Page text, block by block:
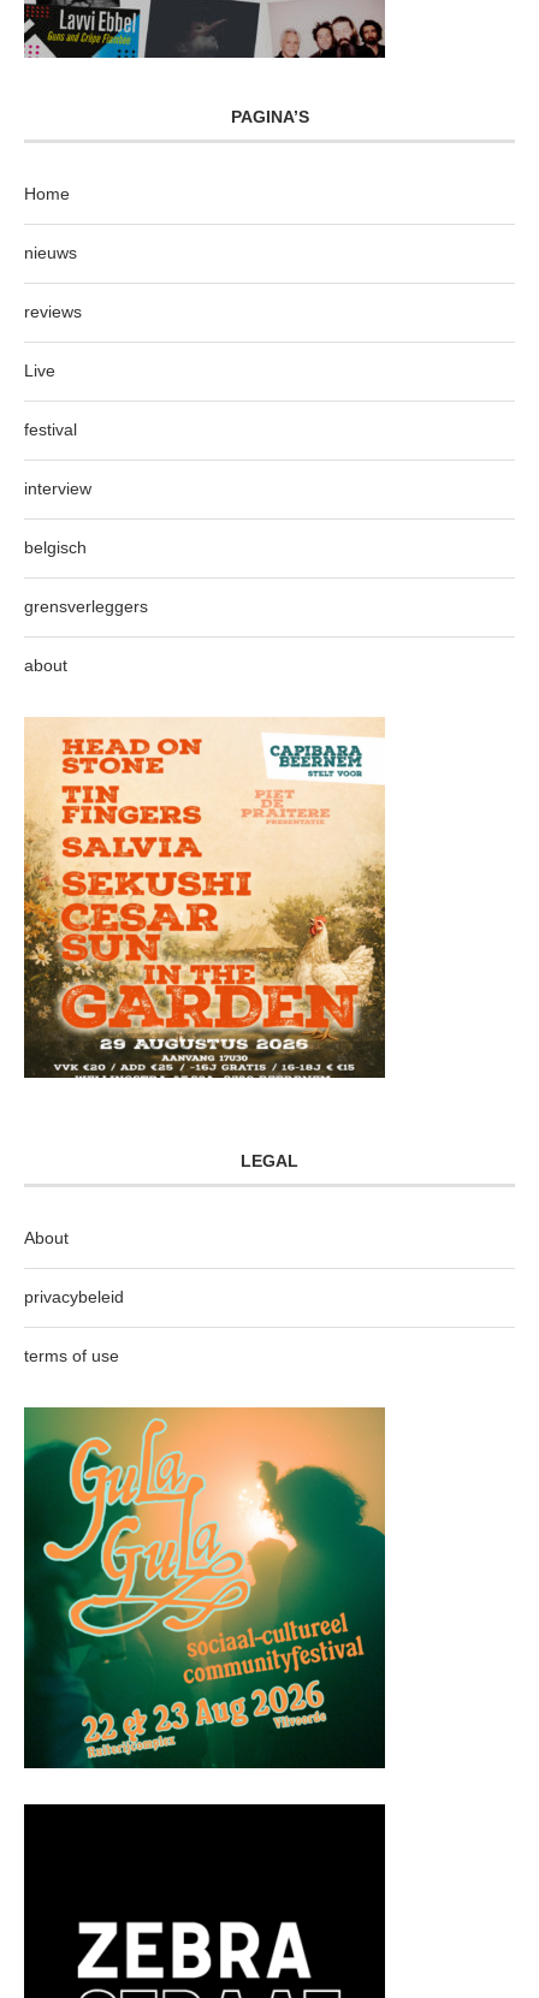
PAGINA’S
Home
nieuws
reviews
Live
festival
interview
belgisch
grensverleggers
about
LEGAL
About
privacybeleid
terms of use